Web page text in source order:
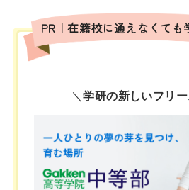
PR｜在籍校に通えなくても
＼学研の新しいフリ